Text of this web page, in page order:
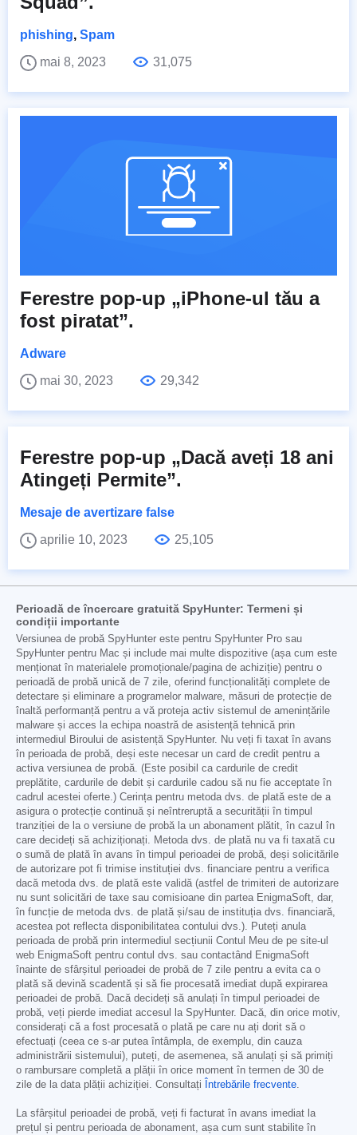
phishing, Spam
mai 8, 2023
31,075
Ferestre pop-up „iPhone-ul tău a
fost piratat”.
Adware
mai 30, 2023
29,342
Ferestre pop-up „Dacă aveți 18 ani
Atingeți Permite”.
Mesaje de avertizare false
aprilie 10, 2023
25,105
Perioadă de încercare gratuită SpyHunter: Termeni și
condiții importante
Versiunea de probă SpyHunter este pentru SpyHunter Pro sau
SpyHunter pentru Mac și include mai multe dispozitive (așa cum este
menționat în materialele promoționale/pagina de achiziție) pentru o
perioadă de probă unică de 7 zile, oferind funcționalități complete de
detectare și eliminare a programelor malware, măsuri de protecție de
înaltă performanță pentru a vă proteja activ sistemul de amenințările
malware și acces la echipa noastră de asistență tehnică prin
intermediul Biroului de asistență SpyHunter. Nu veți fi taxat în avans
în perioada de probă, deși este necesar un card de credit pentru a
activa versiunea de probă. (Este posibil ca cardurile de credit
preplătite, cardurile de debit și cardurile cadou să nu fie acceptate în
cadrul acestei oferte.) Cerința pentru metoda dvs. de plată este de a
asigura o protecție continuă și neîntreruptă a securității în timpul
tranziției de la o versiune de probă la un abonament plătit, în cazul în
care decideți să achiziționați. Metoda dvs. de plată nu va fi taxată cu
o sumă de plată în avans în timpul perioadei de probă, deși solicitările
de autorizare pot fi trimise instituției dvs. financiare pentru a verifica
dacă metoda dvs. de plată este validă (astfel de trimiteri de autorizare
nu sunt solicitări de taxe sau comisioane din partea EnigmaSoft, dar,
în funcție de metoda dvs. de plată și/sau de instituția dvs. financiară,
acestea pot reflecta disponibilitatea contului dvs.). Puteți anula
perioada de probă prin intermediul secțiunii Contul Meu de pe site-ul
web EnigmaSoft pentru contul dvs. sau contactând EnigmaSoft
înainte de sfârșitul perioadei de probă de 7 zile pentru a evita ca o
plată să devină scadentă și să fie procesată imediat după expirarea
perioadei de probă. Dacă decideți să anulați în timpul perioadei de
probă, veți pierde imediat accesul la SpyHunter. Dacă, din orice motiv,
considerați că a fost procesată o plată pe care nu ați dorit să o
efectuați (ceea ce s-ar putea întâmpla, de exemplu, din cauza
administrării sistemului), puteți, de asemenea, să anulați și să primiți
o rambursare completă a plății în orice moment în termen de 30 de
zile de la data plății achiziției. Consultați
Întrebările frecvente
La sfârșitul perioadei de probă, veți fi facturat în avans imediat la
prețul și pentru perioada de abonament, așa cum sunt stabilite în